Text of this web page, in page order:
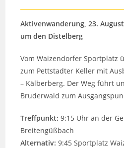
Aktivenwanderung, 23.
um den Distelberg
Vom Waizendorfer Sportplatz
zum Pettstadter Keller mit
– Kälberberg. Der Weg führt
Bruderwald zum
Treffpunkt: 9:15 Uhr an der
Breitengüßbach
Alternativ: 9:45 Sportplatz